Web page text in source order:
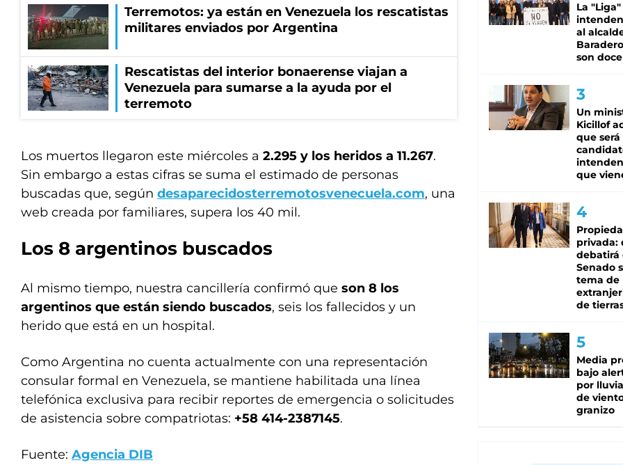
Terremotos: ya están en Venezuela los rescatistas
militares enviados por Argentina
Rescatistas del interior bonaerense viajan a
Venezuela para sumarse a la ayuda por el
terremoto
Los muertos llegaron este miércoles a 2.295 y los heridos a 11.267.
Sin embargo a estas cifras se suma el estimado de personas
buscadas que, según desaparecidosterremotosvenecuela.com, una
web creada por familiares, supera los 40 mil.
Los 8 argentinos buscados
Al mismo tiempo, nuestra cancillería confirmó que son 8 los
argentinos que están siendo buscados, seis los fallecidos y un
herido que está en un hospital.
Como Argentina no cuenta actualmente con una representación
consular formal en Venezuela, se mantiene habilitada una línea
telefónica exclusiva para recibir reportes de emergencia o solicitudes
de asistencia sobre compatriotas: +58 414-2387145.
Fuente: Agencia DIB
La
al
son doce
Un
Kicillof
que será
que
privada:
debatirá
Senado
tema de
de
Media
bajo
por
de
granizo